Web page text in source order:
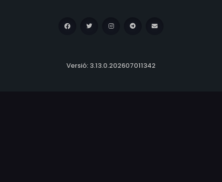
Versió: 3.13.0.202607011342